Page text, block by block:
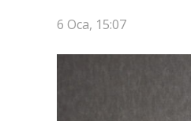
6 Oca, 15:07